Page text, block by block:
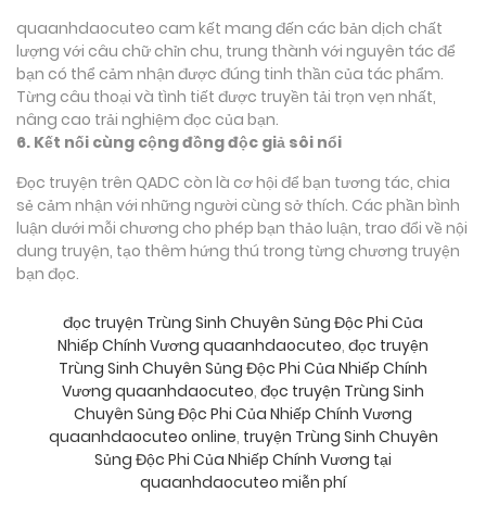
quaanhdaocuteo cam kết mang đến các bản dịch chất
lượng với câu chữ chỉn chu, trung thành với nguyên tác để
bạn có thể cảm nhận được đúng tinh thần của tác phẩm.
Từng câu thoại và tình tiết được truyền tải trọn vẹn nhất,
nâng cao trải nghiệm đọc của bạn.
6. Kết nối cùng cộng đồng độc giả sôi nổi
Đọc truyện trên QADC còn là cơ hội để bạn tương tác, chia
sẻ cảm nhận với những người cùng sở thích. Các phần bình
luận dưới mỗi chương cho phép bạn thảo luận, trao đổi về nội
dung truyện, tạo thêm hứng thú trong từng chương truyện
bạn đọc.
đọc truyện Trùng Sinh Chuyên Sủng Độc Phi Của
Nhiếp Chính Vương quaanhdaocuteo, đọc truyện
Trùng Sinh Chuyên Sủng Độc Phi Của Nhiếp Chính
Vương quaanhdaocuteo, đọc truyện Trùng Sinh
Chuyên Sủng Độc Phi Của Nhiếp Chính Vương
quaanhdaocuteo online, truyện Trùng Sinh Chuyên
Sủng Độc Phi Của Nhiếp Chính Vương tại
quaanhdaocuteo miễn phí